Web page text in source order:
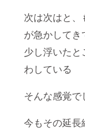
次は次はと
が急かしてき
少し浮いたと
わしている
そんな感覚で
今もその延長